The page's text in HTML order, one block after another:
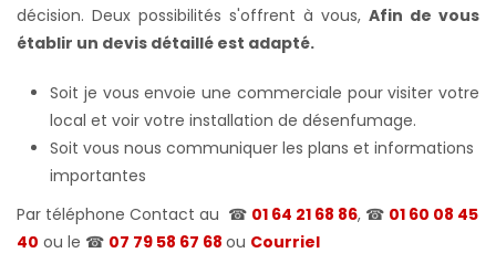
décision. Deux possibilités s'offrent à vous, Afin de vous
établir un devis détaillé est adapté.
Soit je vous envoie une commerciale pour visiter votre
local et voir votre installation de désenfumage.
Soit vous nous communiquer les plans et informations
importantes
Par téléphone Contact au ☎ 01 64 21 68 86, ☎ 01 60 08 45
40 ou le ☎ 07 79 58 67 68 ou Courriel